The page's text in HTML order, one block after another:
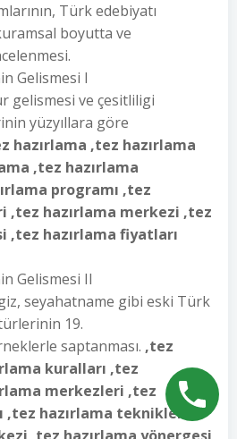
Türk edebiyatı
boyutta ve
Gelismesi I
gelismesi ve çesitliligi
yüzyıllara göre
hazırlama ,tez hazırlama
,tez hazırlama
programı ,tez
,tez hazırlama merkezi ,tez
,tez hazırlama fiyatları
Gelismesi II
seyahatname gibi eski Türk
19.
saptanması. ,tez
kuralları ,tez
merkezleri ,tez
,tez hazırlama teknikleri